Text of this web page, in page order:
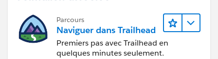
Parcours
Naviguer dans Trailhead
Premiers pas avec Trailhead en
quelques minutes seulement.